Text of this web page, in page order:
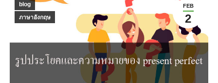
FEB
2
blog
ภาษาอังกฤษ